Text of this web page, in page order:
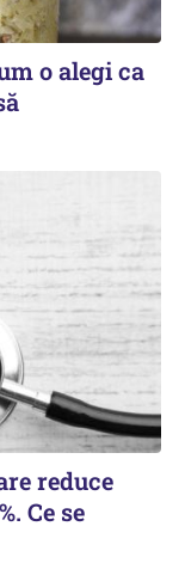
o alegi ca
reduce
Ce se